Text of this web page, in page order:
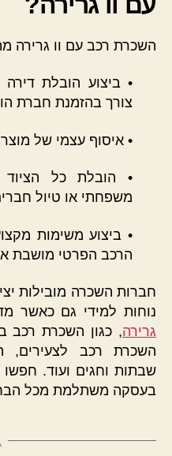
השכרת רכב עם וו גרירה
• ביצוע הובלת
צורך בהזמנת חברת
• איסוף עצמי של
• הובלת כל
משפחתי או טיול
• ביצוע משימות
הרכב הפרטי מושבת
חברות השכרה מובילות
נוחות למידי גם כאשר
גרירה, כגון השכרת רכב
השכרת רכב לצעירים,
שבתות וחגים ועוד.
בעסקה משתלמת מכל